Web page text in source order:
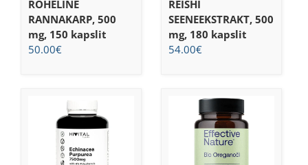
ROHELINE
RANNAKARP, 500
mg, 150 kapslit
50.00€
REISHI
SEENEEKSTRAKT, 500
mg, 180 kapslit
54.00€